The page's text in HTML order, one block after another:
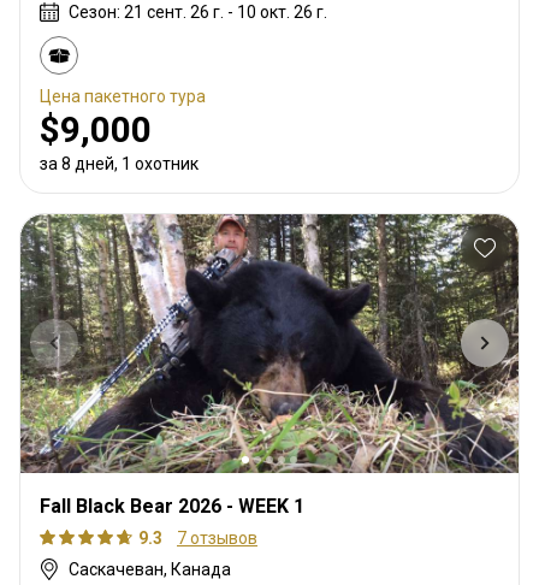
Сезон: 21 сент. 26 г. - 10 окт. 26 г.
Цена пакетного тура
$9,000
за 8 дней, 1 охотник
Fall Black Bear 2026 - WEEK 1
9.3
7 отзывов
Саскачеван, Канада